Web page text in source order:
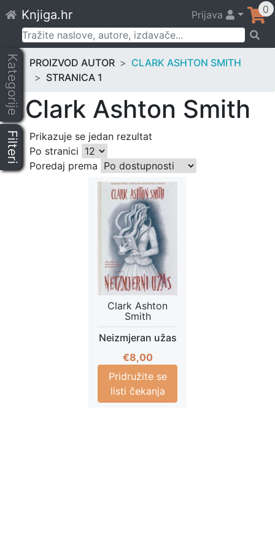
to
content
Knjiga.hr Prijava 0
Pretraži:
Kategorije
Filteri
PROIZVOD AUTOR
CLARK ASHTON SMITH
STRANICA 1
Clark Ashton Smith
Prikazuje se jedan rezultat
Po stranici
Poredaj prema
Clark Ashton
Smith
Neizmjeran užas
€8,00
Pridružite se
listi čekanja